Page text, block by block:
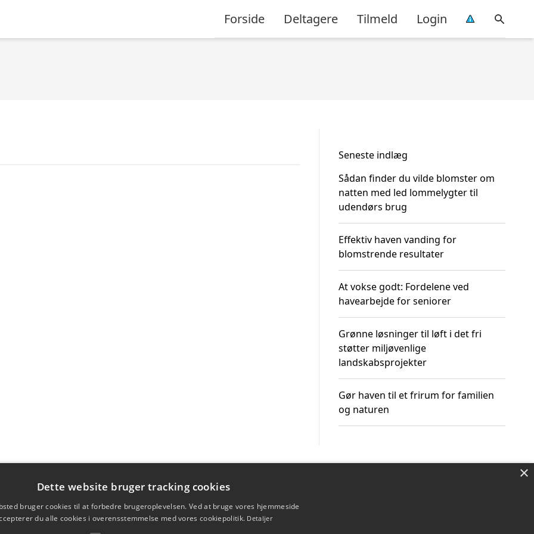
Forside Deltagere Tilmeld Login
Seneste indlæg
Sådan finder du vilde blomster om
natten med led lommelygter til
udendørs brug
Effektiv haven vanding for
blomstrende resultater
At vokse godt: Fordelene ved
havearbejde for seniorer
Grønne løsninger til løft i det fri
støtter miljøvenlige
landskabsprojekter
Gør haven til et frirum for familien
og naturen
×
Dette website bruger tracking cookies
bruger cookies til at forbedre brugeroplevelsen. Ved at bruge vores hjemmeside
du alle cookies i overensstemmelse med vores cookiepolitik. Detaljer